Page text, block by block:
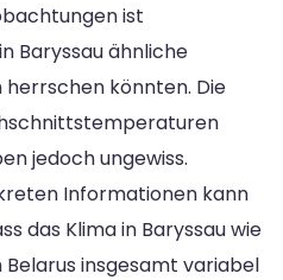
ist
Baryssau ähnliche
könnten. Die
jedoch ungewiss.
Informationen kann
das Klima in Baryssau wie
insgesamt variabel